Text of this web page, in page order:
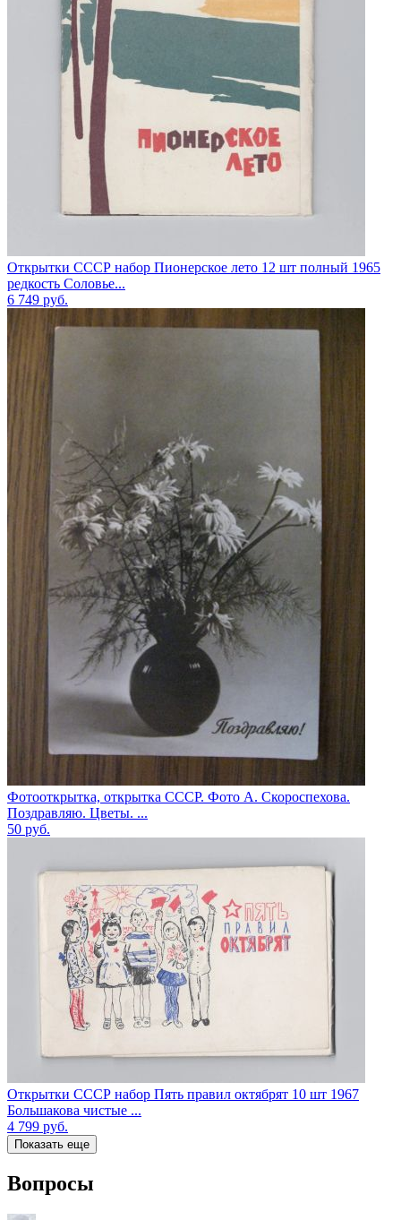
Открытки СССР набор Пионерское лето 12 шт полный 1965
редкость Соловье...
6 749 руб.
Фотооткрытка, открытка СССР. Фото А. Скороспехова.
Поздравляю. Цветы. ...
50 руб.
Открытки СССР набор Пять правил октябрят 10 шт 1967
Большакова чистые ...
4 799 руб.
Показать еще
Вопросы